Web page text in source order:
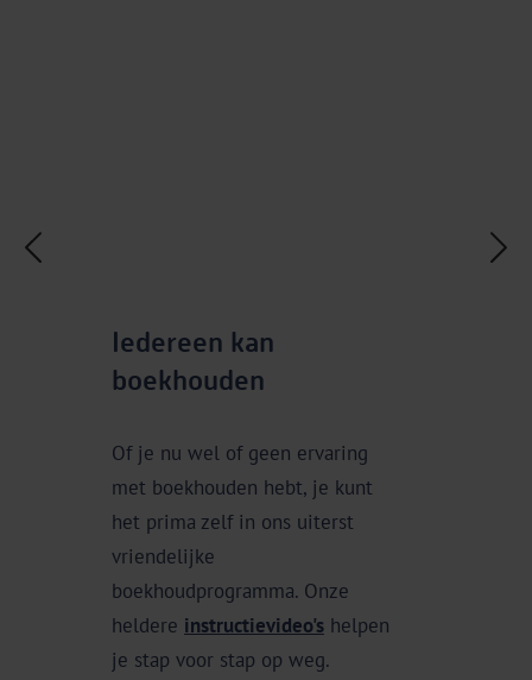
Iedereen kan
boekhouden
Of je nu wel of geen ervaring
met boekhouden hebt, je kunt
het prima zelf in ons uiterst
vriendelijke
boekhoudprogramma. Onze
heldere instructievideo's helpen
je stap voor stap op weg.